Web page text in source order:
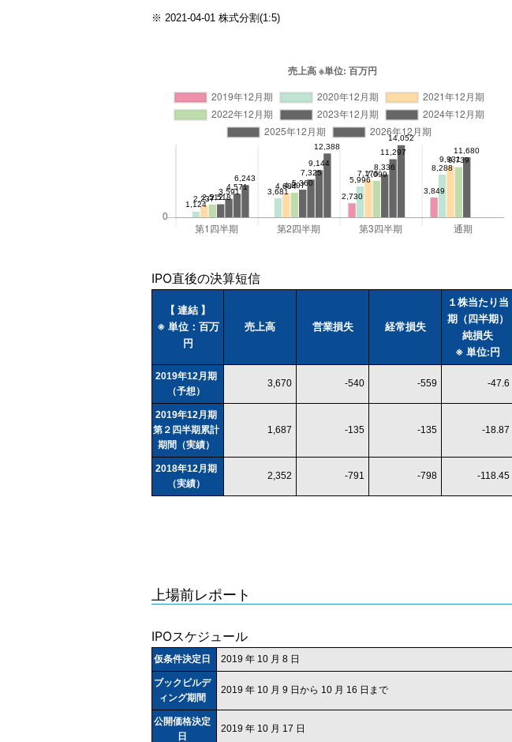
※ 2021-04-01 株式分割(1:5)
IPO直後の決算短信
【 連結 】
※ 単位：百万
円
売上高 営業損失 経常損失
１株当たり当
期（四半期）
純損失
※ 単位:円
2019年12月期
（予想）
3,670 -540 -559 -47.6
2019年12月期
第２四半期累計
期間（実績）
1,687 -135 -135 -18.87
2018年12月期
（実績）
2,352 -791 -798 -118.45
上場前レポート
IPOスケジュール
仮条件決定日 2019 年 10 月 8 日
ブックビルデ
ィング期間
2019 年 10 月 9 日から 10 月 16 日まで
公開価格決定
日
2019 年 10 月 17 日